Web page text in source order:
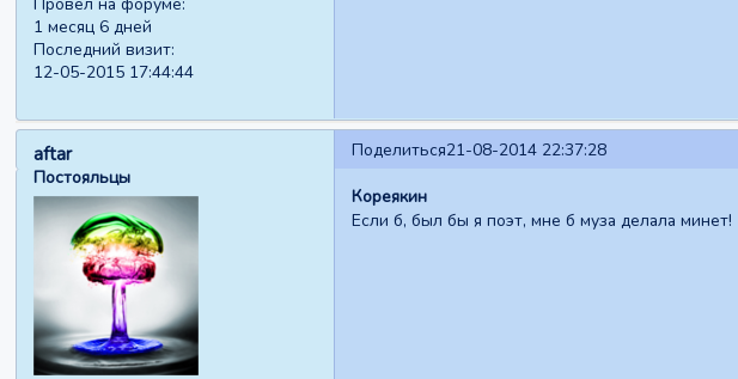
1 месяц 6 дней
Последний визит:
12-05-2015 17:44:44
Поделиться21-08-2014 22:37:28
aftar
Постояльцы
Кореякин
Если б, был бы я поэт, мне б муза делала минет!